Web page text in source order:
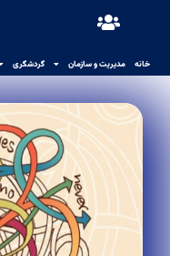
خانه مدیریت و سازمان گردشگری